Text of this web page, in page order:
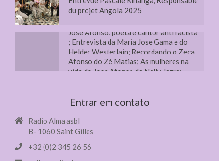
Helder Westerlain; Recordando o Zeca
Afonso do Zé Matias; As mulheres na
testemunhos de Jovens
Journée internationale des droits des
femmes 20 mars 2025, à Flagey
l’ASBL Soralia sur l’accueil extra-
professora de canto
Entrar em contato
Radio Alma asbl
B- 1060 Saint Gilles
+32 (0)2 345 26 56